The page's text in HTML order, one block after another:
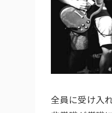
全員に受け入